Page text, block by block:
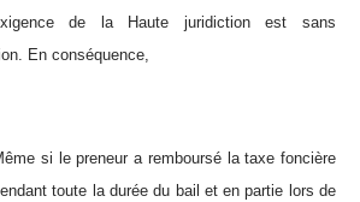
de la Haute juridiction est sans
En conséquence,
si le preneur a remboursé la taxe foncière
toute la durée du bail et en partie lors de